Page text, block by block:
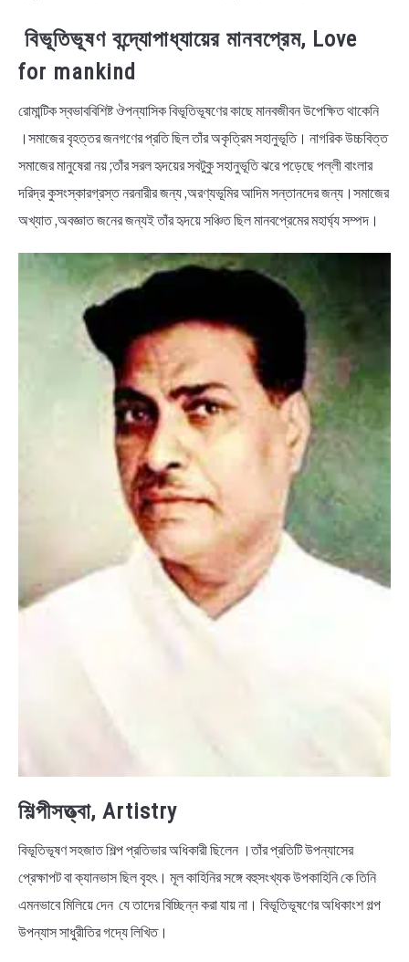
বিভূতিভূষণ বন্দ্যোপাধ্যায়ের মানবপ্রেম, Love
for mankind
রোমান্টিক স্বভাববিশিষ্ট ঔপন্যাসিক বিভূতিভূষণের কাছে মানবজীবন উপেক্ষিত থাকেনি
।সমাজের বৃহত্তর জনগণের প্রতি ছিল তাঁর অকৃত্রিম সহানুভূতি। নাগরিক উচ্চবিত্ত
সমাজের মানুষেরা নয় ;তাঁর সরল হৃদয়ের সবটুকু সহানুভূতি ঝরে পড়েছে পল্লী বাংলার
দরিদ্র কুসংস্কারগ্রস্ত নরনারীর জন্য ,অরণ্যভূমির আদিম সন্তানদের জন্য।সমাজের
অখ্যাত ,অবজ্ঞাত জনের জন্যই তাঁর হৃদয়ে সঞ্চিত ছিল মানবপ্রেমের মহার্ঘ্য সম্পদ।
শিল্পীসত্ত্বা, Artistry
বিভূতিভূষণ সহজাত শিল্প প্রতিভার অধিকারী ছিলেন ।তাঁর প্রতিটি উপন্যাসের
প্রেক্ষাপট বা ক্যানভাস ছিল বৃহৎ। মূল কাহিনির সঙ্গে বহুসংখ্যক উপকাহিনি কে তিনি
এমনভাবে মিলিয়ে দেন যে তাদের বিচ্ছিন্ন করা যায় না। বিভূতিভূষণের অধিকাংশ গল্প
উপন্যাস সাধুরীতির গদ্যে লিখিত।